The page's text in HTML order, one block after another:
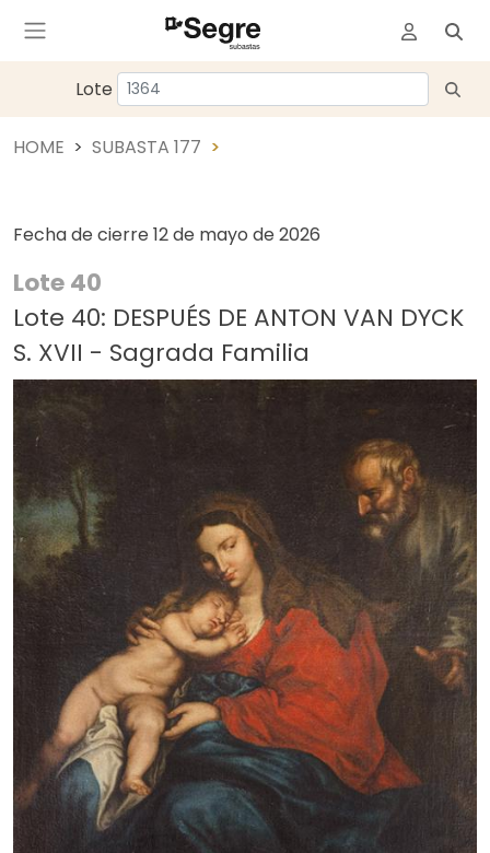
Lote
HOME SUBASTA 177
Fecha de cierre 12 de mayo de 2026
Lote 40
Lote 40: DESPUÉS DE ANTON VAN DYCK
S. XVII - Sagrada Familia